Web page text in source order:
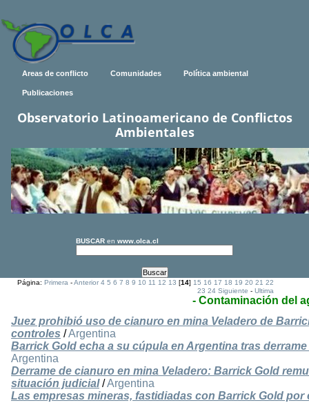
Areas de conflicto Comunidades Política ambiental
Publicaciones
Observatorio Latinoamericano de Conflictos
Ambientales
BUSCAR en www.olca.cl
Página:Primera -Anterior 4 5 6 7 8 9 10 11 12 13 [14]15 16 17 18 19 20 21 22
23 24 Siguiente -Ultima
- Contaminación del
Juez prohibió uso de cianuro en mina Veladero de
controles /Argentina
Barrick Gold echa a su cúpula en Argentina tras
Argentina
Derrame de cianuro en mina Veladero: Barrick Gold
situación judicial/Argentina
Las empresas mineras, fastidiadas con Barrick Gold por